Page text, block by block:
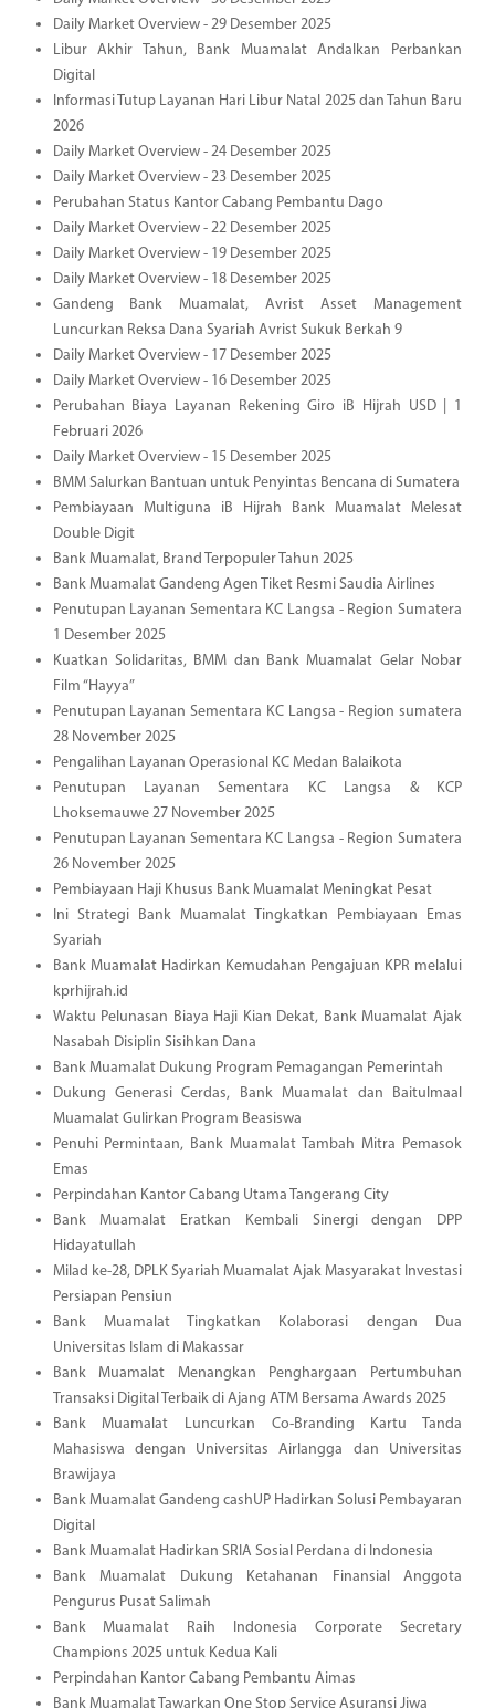
Daily Market Overview - 29 Desember 2025
Libur Akhir Tahun, Bank Muamalat Andalkan Perbankan
Digital
Informasi Tutup Layanan Hari Libur Natal 2025 dan Tahun Baru
2026
Daily Market Overview - 24 Desember 2025
Daily Market Overview - 23 Desember 2025
Perubahan Status Kantor Cabang Pembantu Dago
Daily Market Overview - 22 Desember 2025
Daily Market Overview - 19 Desember 2025
Daily Market Overview - 18 Desember 2025
Gandeng Bank Muamalat, Avrist Asset Management
Luncurkan Reksa Dana Syariah Avrist Sukuk Berkah 9
Daily Market Overview - 17 Desember 2025
Daily Market Overview - 16 Desember 2025
Perubahan Biaya Layanan Rekening Giro iB Hijrah USD | 1
Februari 2026
Daily Market Overview - 15 Desember 2025
BMM Salurkan Bantuan untuk Penyintas Bencana di Sumatera
Pembiayaan Multiguna iB Hijrah Bank Muamalat Melesat
Double Digit
Bank Muamalat, Brand Terpopuler Tahun 2025
Bank Muamalat Gandeng Agen Tiket Resmi Saudia Airlines
Penutupan Layanan Sementara KC Langsa - Region Sumatera
1 Desember 2025
Kuatkan Solidaritas, BMM dan Bank Muamalat Gelar Nobar
Film “Hayya”
Penutupan Layanan Sementara KC Langsa - Region sumatera
28 November 2025
Pengalihan Layanan Operasional KC Medan Balaikota
Penutupan Layanan Sementara KC Langsa & KCP
Lhoksemauwe 27 November 2025
Penutupan Layanan Sementara KC Langsa - Region Sumatera
26 November 2025
Pembiayaan Haji Khusus Bank Muamalat Meningkat Pesat
Ini Strategi Bank Muamalat Tingkatkan Pembiayaan Emas
Syariah
Bank Muamalat Hadirkan Kemudahan Pengajuan KPR melalui
kprhijrah.id
Waktu Pelunasan Biaya Haji Kian Dekat, Bank Muamalat Ajak
Nasabah Disiplin Sisihkan Dana
Bank Muamalat Dukung Program Pemagangan Pemerintah
Dukung Generasi Cerdas, Bank Muamalat dan Baitulmaal
Muamalat Gulirkan Program Beasiswa
Penuhi Permintaan, Bank Muamalat Tambah Mitra Pemasok
Emas
Perpindahan Kantor Cabang Utama Tangerang City
Bank Muamalat Eratkan Kembali Sinergi dengan DPP
Hidayatullah
Milad ke-28, DPLK Syariah Muamalat Ajak Masyarakat Investasi
Persiapan Pensiun
Bank Muamalat Tingkatkan Kolaborasi dengan Dua
Universitas Islam di Makassar
Bank Muamalat Menangkan Penghargaan Pertumbuhan
Transaksi Digital Terbaik di Ajang ATM Bersama Awards 2025
Bank Muamalat Luncurkan Co-Branding Kartu Tanda
Mahasiswa dengan Universitas Airlangga dan Universitas
Brawijaya
Bank Muamalat Gandeng cashUP Hadirkan Solusi Pembayaran
Digital
Bank Muamalat Hadirkan SRIA Sosial Perdana di Indonesia
Bank Muamalat Dukung Ketahanan Finansial Anggota
Pengurus Pusat Salimah
Bank Muamalat Raih Indonesia Corporate Secretary
Champions 2025 untuk Kedua Kali
Perpindahan Kantor Cabang Pembantu Aimas
Bank Muamalat Tawarkan One Stop Service Asuransi Jiwa